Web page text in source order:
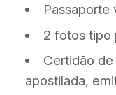
Passaporte
2 fotos tipo
Certidão
apostilada,